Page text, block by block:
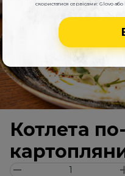
скористатися сервісами: Glovo
Котлета